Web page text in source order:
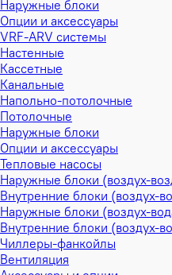
Наружные блоки
Опции и аксессуары
VRF-ARV системы
Настенные
Кассетные
Канальные
Напольно-потолочные
Потолочные
Наружные блоки
Опции и аксессуары
Тепловые насосы
Наружные блоки (воздух-
Внутренние блоки (воздух-
Наружные блоки (воздух-
Внутренние блоки (воздух-
Чиллеры-фанкойлы
Вентиляция